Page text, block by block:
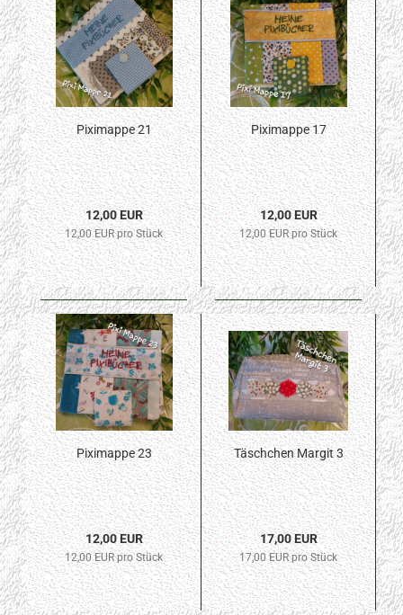
Piximappe 21
12,00 EUR
12,00 EUR pro Stück
Piximappe 17
12,00 EUR
12,00 EUR pro Stück
Piximappe 23
12,00 EUR
12,00 EUR pro Stück
Täschchen Margit 3
17,00 EUR
17,00 EUR pro Stück